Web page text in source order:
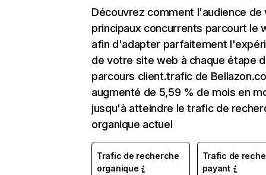
Découvrez comment l'audience de
principaux concurrents parcourt le
afin d'adapter parfaitement
de votre site web à chaque étape
parcours client.trafic de
augmenté de 5,59 % de mois en
jusqu'à atteindre le trafic de
organique actuel
Trafic de recherche
organique
Trafic de
payant